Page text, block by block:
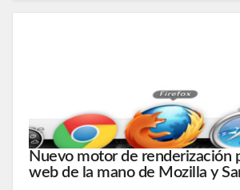
Nuevo motor de renderización
web de la mano de Mozilla y